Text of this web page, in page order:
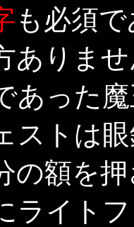
も必須で
ありませ
あった
トは眼
の額を
ライト